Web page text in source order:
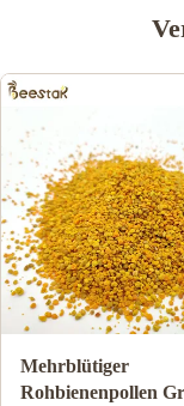
Mehrblütiger
Rohbienenpollen